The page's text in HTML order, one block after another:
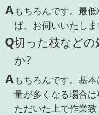
Aもちろんです。最
ば、お伺いいたしま
Q切った枝など
か?
Aもちろんです。基
量が多くなる場合
ただいた上で作業致